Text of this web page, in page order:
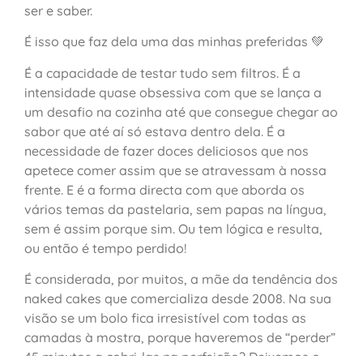
ser e saber.
É isso que faz dela uma das minhas preferidas 💚
É a capacidade de testar tudo sem filtros. É a
intensidade quase obsessiva com que se lança a
um desafio na cozinha até que consegue chegar ao
sabor que até aí só estava dentro dela. É a
necessidade de fazer doces deliciosos que nos
apetece comer assim que se atravessam à nossa
frente. E é a forma directa com que aborda os
vários temas da pastelaria, sem papas na língua,
sem é assim porque sim. Ou tem lógica e resulta,
ou então é tempo perdido!
É considerada, por muitos, a mãe da tendência dos
naked cakes que comercializa desde 2008. Na sua
visão se um bolo fica irresistível com todas as
camadas à mostra, porque haveremos de “perder”